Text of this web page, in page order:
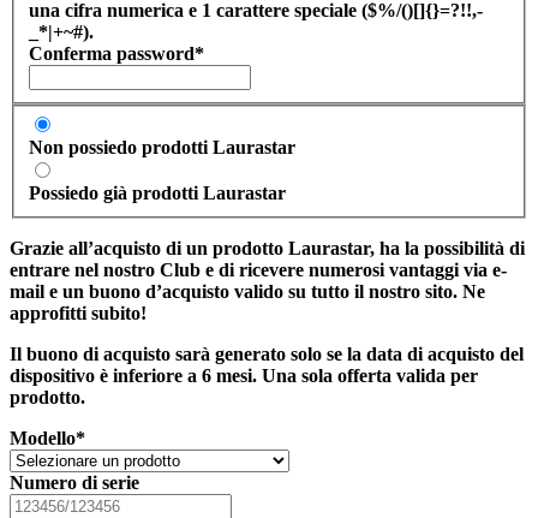
una cifra numerica e 1 carattere speciale ($%/()[]{}=?!!,-
_*|+~#).
Conferma password*
Non possiedo prodotti Laurastar
Possiedo già prodotti Laurastar
Grazie all’acquisto di un prodotto Laurastar, ha la possibilità di
entrare nel nostro Club e di ricevere numerosi vantaggi via e-
mail e un buono d’acquisto valido su tutto il nostro sito. Ne
approfitti subito!
Il buono di acquisto sarà generato solo se la data di acquisto del
dispositivo è inferiore a 6 mesi. Una sola offerta valida per
prodotto.
Modello*
Numero di serie